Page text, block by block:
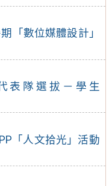
「數位媒體設計」
代表隊選拔－學生
「人文拾光」活動